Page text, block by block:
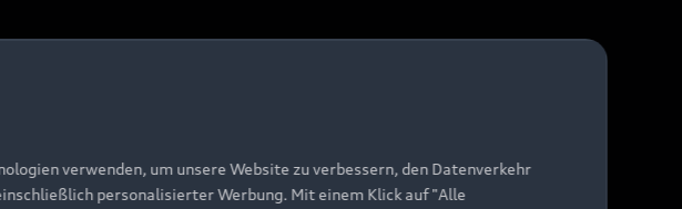
verwenden, um unsere Website zu verbessern, den Datenverkehr
personalisierter Werbung. Mit einem Klick auf "Alle